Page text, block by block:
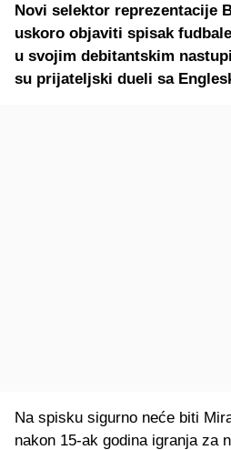
Novi selektor reprezentacije
uskoro objaviti spisak
u svojim debitantskim
su prijateljski dueli sa
Na spisku sigurno neće biti
nakon 15-ak godina igranja za